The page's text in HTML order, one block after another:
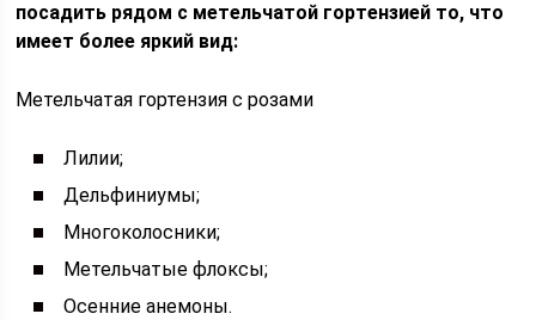
посадить рядом с метельчатой гортензией то, что
имеет более яркий вид:
Метельчатая гортензия с розами
Лилии;
Дельфиниумы;
Многоколосники;
Метельчатые флоксы;
Осенние анемоны.